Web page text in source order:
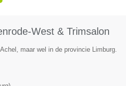
West & Trimsalon
maar wel in de provincie Limburg.